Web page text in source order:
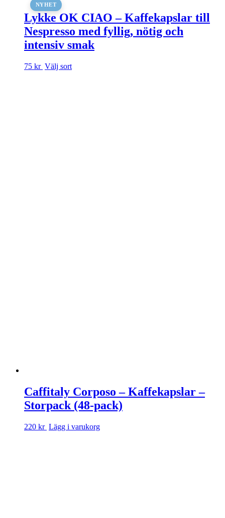
NYHET
Lykke OK CIAO – Kaffekapslar till
Nespresso med fyllig, nötig och
intensiv smak
75 kr Välj sortDen
Caffitaly Corposo – Kaffekapslar –
Storpack (48-pack)
220 kr Lägg i varukorg